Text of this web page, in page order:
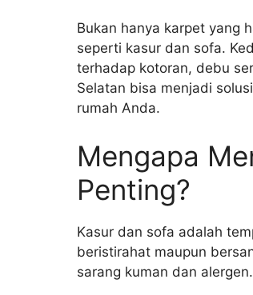
Bukan hanya karpet yang
seperti kasur dan sofa.
terhadap kotoran, debu
Selatan bisa menjadi
rumah Anda.
Mengapa
Penting?
Kasur dan sofa adalah
beristirahat maupun
sarang kuman dan alergen.